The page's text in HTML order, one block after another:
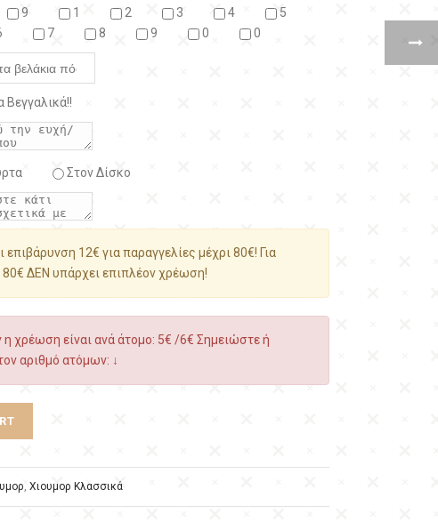
9 1 2 3 4
5
7 8 9 0 0
Στον Δίσκο
12€ για παραγγελίες μέχρι 80€! Για
ΔΕΝ υπάρχει επιπλέον χρέωση!
χρέωση είναι ανά άτομο: 5€ /6€ Σημειώστε ή
αριθμό ατόμων: ↓
, Χιουμορ Κλασσικά